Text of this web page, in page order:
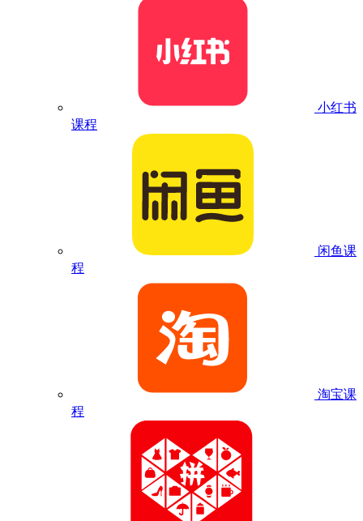
小红书
课程
闲鱼课
程
淘宝课
程